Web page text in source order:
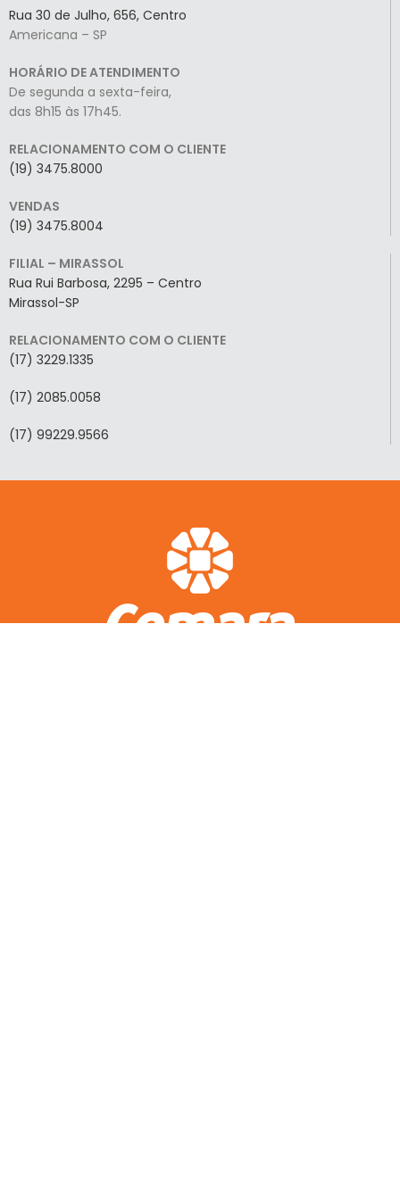
Rua 30 de Julho, 656, Centro
Americana – SP
HORÁRIO DE ATENDIMENTO
De segunda a sexta-feira,
das 8h15 às 17h45.
RELACIONAMENTO COM O CLIENTE
(19) 3475.8000
VENDAS
(19) 3475.8004
FILIAL – MIRASSOL
Rua Rui Barbosa, 2295 – Centro
Mirassol-SP
RELACIONAMENTO COM O CLIENTE
(17) 3229.1335
(17) 2085.0058
(17) 99229.9566